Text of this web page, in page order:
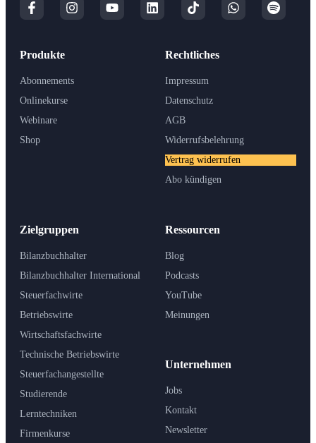
Produkte
Abonnements
Onlinekurse
Webinare
Shop
Zielgruppen
Bilanzbuchhalter
Bilanzbuchhalter International
Steuerfachwirte
Betriebswirte
Wirtschaftsfachwirte
Technische Betriebswirte
Steuerfachangestellte
Studierende
Lerntechniken
Firmenkurse
Ressourcen
Blog
Podcasts
YouTube
Meinungen
Unternehmen
Jobs
Kontakt
Newsletter
Rechtliches
Impressum
Datenschutz
AGB
Widerrufsbelehrung
Vertrag widerrufen
Abo kündigen